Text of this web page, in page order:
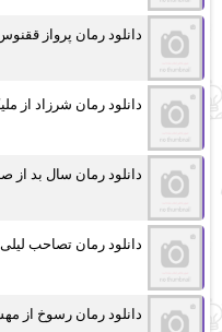
دانلود رمان پرواز
دانلود رمان شرزاد از
دانلود رمان سال بد
دانلود رمان تصاحب
دانلود رمان رسوخ از